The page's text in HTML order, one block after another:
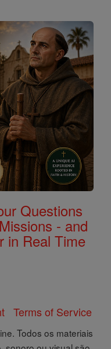
Questions
- and
in Real Time
Terms of Service
Todos os materiais